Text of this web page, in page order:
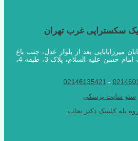
سکستراپی غرب تهران
میرزابابایی بعد از بلوار عدل، جنب باغ
رستوران لاله، بن بست امام حسن علیه السلام، پلاک 3، طبقه 4،
-
02146135421
سئو سایت پزشکی